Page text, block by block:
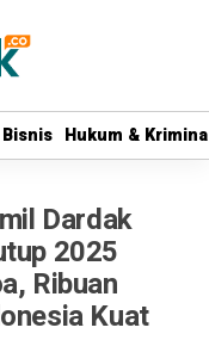
Hukum &
Hukum &
Dardak
2025
Ribuan
Kuat